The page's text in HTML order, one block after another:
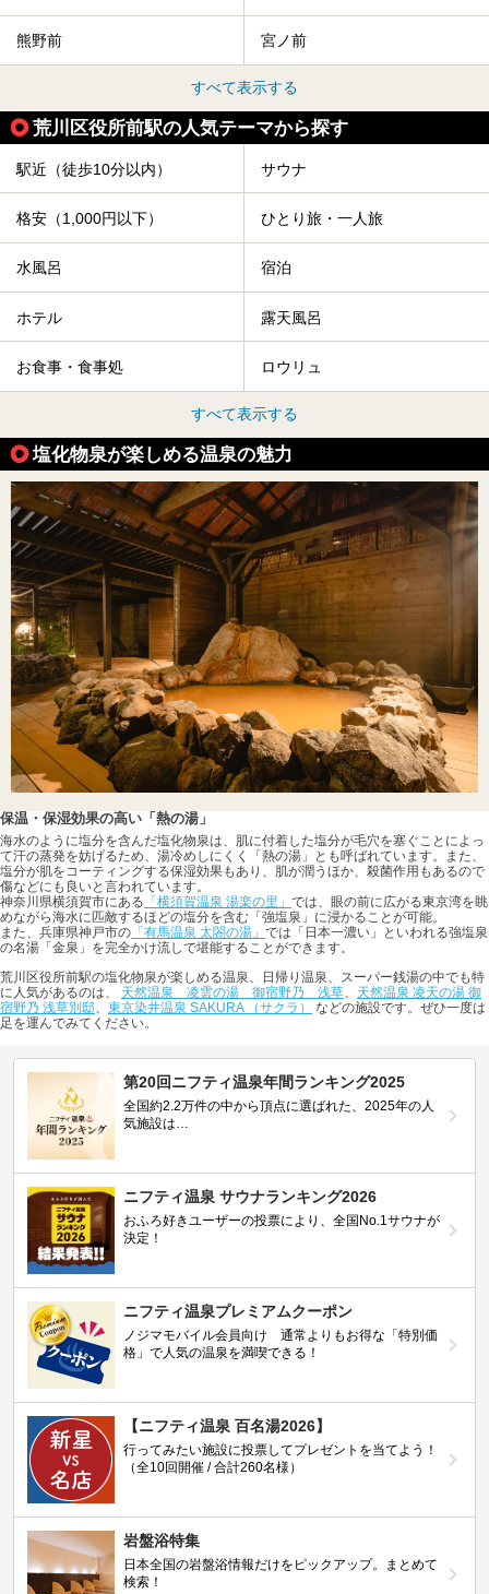
熊野前 宮ノ前
すべて表示する
荒川区役所前駅の人気テーマから探す
駅近（徒歩10分以内） サウナ
格安（1,000円以下） ひとり旅・一人旅
水風呂 宿泊
ホテル 露天風呂
お食事・食事処 ロウリュ
すべて表示する
塩化物泉が楽しめる温泉の魅力
保温・保湿効果の高い「熱の湯」
海水のように塩分を含んだ塩化物泉は、肌に付着した塩分が毛穴を塞ぐことによっ
て汗の蒸発を妨げるため、湯冷めしにくく「熱の湯」とも呼ばれています。また、
塩分が肌をコーティングする保湿効果もあり、肌が潤うほか、殺菌作用もあるので
傷などにも良いと言われています。
神奈川県横須賀市にある 「横須賀温泉 湯楽の里」 では、眼の前に広がる東京湾を眺
めながら海水に匹敵するほどの塩分を含む「強塩泉」に浸かることが可能。
また、兵庫県神戸市の 「有馬温泉 太閤の湯」 では「日本一濃い」といわれる強塩泉
の名湯「金泉」を完全かけ流しで堪能することができます。
荒川区役所前駅の塩化物泉が楽しめる温泉、日帰り温泉、スーパー銭湯の中でも特
に人気があるのは、 天然温泉 凌雲の湯 御宿野乃 浅草、 天然温泉 凌天の湯 御
宿野乃 浅草別邸、 東京染井温泉 SAKURA （サクラ）
などの施設です。ぜひ一度は
足を運んでみてください。
第20回ニフティ温泉年間ランキング2025
全国約2.2万件の中から頂点に選ばれた、2025年の人
気施設は…
ニフティ温泉 サウナランキング2026
おふろ好きユーザーの投票により、全国No.1サウナが
決定！
ニフティ温泉プレミアムクーポン
ノジマモバイル会員向け 通常よりもお得な「特別価
格」で人気の温泉を満喫できる！
【ニフティ温泉 百名湯2026】
行ってみたい施設に投票してプレゼントを当てよう！
（全10回開催 / 合計260名様）
岩盤浴特集
日本全国の岩盤浴情報だけをピックアップ。まとめて
検索！